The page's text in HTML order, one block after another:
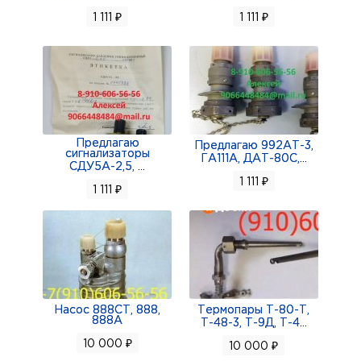
Продам измерительный комплекс давления:
1 111 ₽ 1 111 ₽
Предлагаю
сигнализаторы
СДУ5А-2,5,
1 111 ₽
Предлагаю 992АТ-3,
ГА111А, ДАТ-80С,
1 111 ₽
Насос 888СТ, 888,
888А
10 000 ₽
Термопары Т-80-Т,
Т-48-3, Т-9Д, Т-4...
10 000 ₽